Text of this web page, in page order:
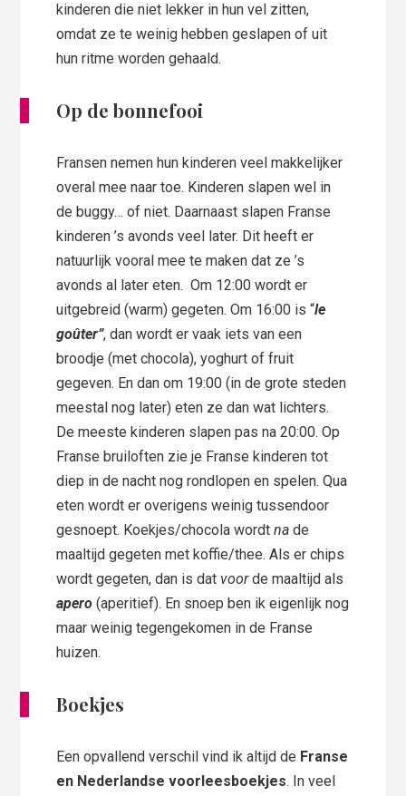
kinderen die niet lekker in hun vel zitten,
omdat ze te weinig hebben geslapen of uit
hun ritme worden gehaald.
Op de bonnefooi
Fransen nemen hun kinderen veel makkelijker
overal mee naar toe. Kinderen slapen wel in
de buggy… of niet. Daarnaast slapen Franse
kinderen ’s avonds veel later. Dit heeft er
natuurlijk vooral mee te maken dat ze ’s
avonds al later eten. Om 12:00 wordt er
uitgebreid (warm) gegeten. Om 16:00 is “le
goûter”, dan wordt er vaak iets van een
broodje (met chocola), yoghurt of fruit
gegeven. En dan om 19:00 (in de grote steden
meestal nog later) eten ze dan wat lichters.
De meeste kinderen slapen pas na 20:00. Op
Franse bruiloften zie je Franse kinderen tot
diep in de nacht nog rondlopen en spelen. Qua
eten wordt er overigens weinig tussendoor
gesnoept. Koekjes/chocola wordtna de
maaltijd gegeten met koffie/thee. Als er chips
wordt gegeten, dan is dat voorde maaltijd als
apero (aperitief). En snoep ben ik eigenlijk nog
maar weinig tegengekomen in de Franse
huizen.
Boekjes
Een opvallend verschil vind ik altijd de Franse
en Nederlandse voorleesboekjes. In veel